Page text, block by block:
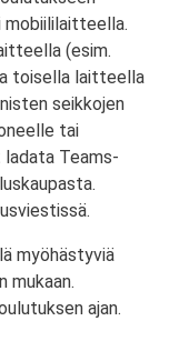
(esim.
toisella laitteella
seikkojen
tai
Teams-
myöhästyviä
mukaan.
ajan.